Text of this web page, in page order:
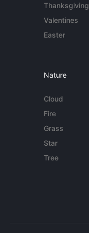
Thanksgiving
Valentines
Easter
Nature
Cloud
Fire
Grass
Star
Tree